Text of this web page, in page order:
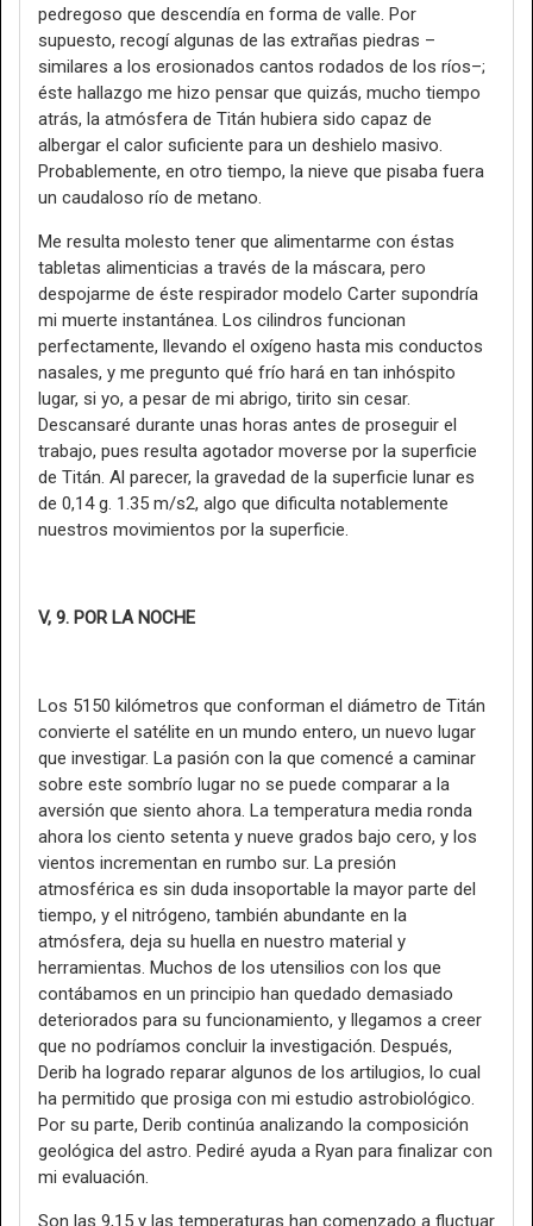
pedregoso que descendía en forma de valle. Por
supuesto, recogí algunas de las extrañas piedras –
similares a los erosionados cantos rodados de los ríos–;
éste hallazgo me hizo pensar que quizás, mucho tiempo
atrás, la atmósfera de Titán hubiera sido capaz de
albergar el calor suficiente para un deshielo masivo.
Probablemente, en otro tiempo, la nieve que pisaba fuera
un caudaloso río de metano.
Me resulta molesto tener que alimentarme con éstas
tabletas alimenticias a través de la máscara, pero
despojarme de éste respirador modelo Carter supondría
mi muerte instantánea. Los cilindros funcionan
perfectamente, llevando el oxígeno hasta mis conductos
nasales, y me pregunto qué frío hará en tan inhóspito
lugar, si yo, a pesar de mi abrigo, tirito sin cesar.
Descansaré durante unas horas antes de proseguir el
trabajo, pues resulta agotador moverse por la superficie
de Titán. Al parecer, la gravedad de la superficie lunar es
de 0,14 g. 1.35 m/s2, algo que dificulta notablemente
nuestros movimientos por la superficie.
V, 9. POR LA NOCHE
Los 5150 kilómetros que conforman el diámetro de Titán
convierte el satélite en un mundo entero, un nuevo lugar
que investigar. La pasión con la que comencé a caminar
sobre este sombrío lugar no se puede comparar a la
aversión que siento ahora. La temperatura media ronda
ahora los ciento setenta y nueve grados bajo cero, y los
vientos incrementan en rumbo sur. La presión
atmosférica es sin duda insoportable la mayor parte del
tiempo, y el nitrógeno, también abundante en la
atmósfera, deja su huella en nuestro material y
herramientas. Muchos de los utensilios con los que
contábamos en un principio han quedado demasiado
deteriorados para su funcionamiento, y llegamos a creer
que no podríamos concluir la investigación. Después,
Derib ha logrado reparar algunos de los artilugios, lo cual
ha permitido que prosiga con mi estudio astrobiológico.
Por su parte, Derib continúa analizando la composición
geológica del astro. Pediré ayuda a Ryan para finalizar con
mi evaluación.
Son las 9,15 y las temperaturas han comenzado a fluctuar